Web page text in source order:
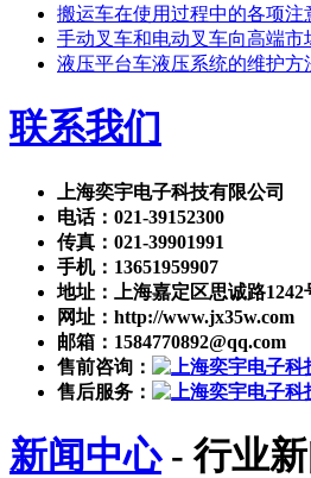
搬运车在使用过程中的各项
手动叉车和电动叉车向高端
液压平台车液压系统的维护
联系我们
上海奕宇电子科技有限公司
电话：021-39152300
传真：021-39901991
手机：13651959907
地址：上海嘉定区思诚路1242
网址：http://www.jx35w.com
邮箱：1584770892@qq.com
售前咨询：
售后服务：
新闻中心- 行业新